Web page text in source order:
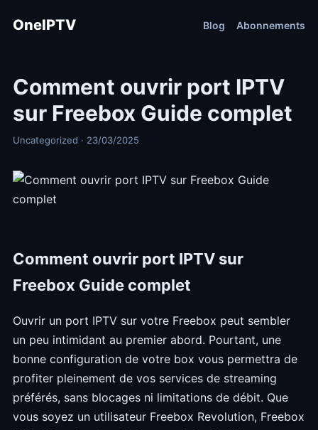
OneIPTV Blog Abonnements
Comment ouvrir port IPTV
sur Freebox Guide complet
Uncategorized · 23/03/2025
Comment ouvrir port IPTV sur
Freebox Guide complet
Ouvrir un port IPTV sur votre Freebox peut sembler
un peu intimidant au premier abord. Pourtant, une
bonne configuration de votre box vous permettra de
profiter pleinement de vos services de streaming
préférés, sans blocages ni limitations de débit. Que
vous soyez un utilisateur Freebox Revolution, Freebox